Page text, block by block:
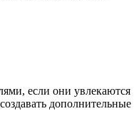
если они увлекаются
дополнительные